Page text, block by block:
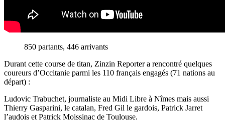
850 partants, 446 arrivants
Durant cette course de titan, Zinzin Reporter a rencontré quelques
coureurs d’Occitanie parmi les 110 français engagés (71 nations au
départ) :
Ludovic Trabuchet, journaliste au Midi Libre à Nîmes mais aussi
Thierry Gasparini, le catalan, Fred Gil le gardois, Patrick Jarret
l’audois et Patrick Moissinac de Toulouse.